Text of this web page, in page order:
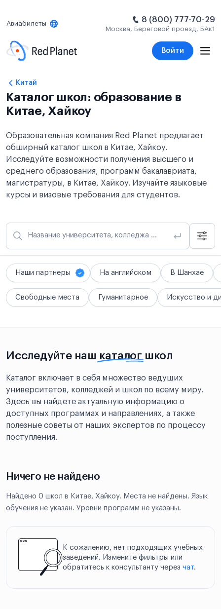
Авиабилеты 8 (800) 777-70-29
Москва, Береговой проезд, 5Ак1
Войти
Китай
Каталог школ: образование в
Китае, Хайкоу
Образовательная компания Red Planet предлагает
обширный каталог школ в Китае, Хайкоу.
Исследуйте возможности получения высшего и
среднего образования, программ бакалавриата,
магистратуры, в Китае, Хайкоу. Изучайте языковые
курсы и визовые требования для студентов.
Название университета, колледжа или школы
Наши партнеры На английском В Шанхае
Свободные места Гуманитарное Искусство и
Исследуйте наш каталог школ
Каталог включает в себя множество ведущих
университетов, колледжей и школ по всему миру.
Здесь вы найдете актуальную информацию о
доступных программах и направлениях, а также
полезные советы от наших экспертов по процессу
поступления.
Ничего не найдено
Найдено 0 школ в Китае, Хайкоу. Места не найдены. Язык
обучения не указан. Уровни программ не указаны.
К сожалению, нет подходящих учебных
заведений. Измените фильтры или
обратитесь к консультанту через чат.